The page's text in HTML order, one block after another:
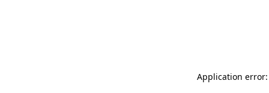
Application